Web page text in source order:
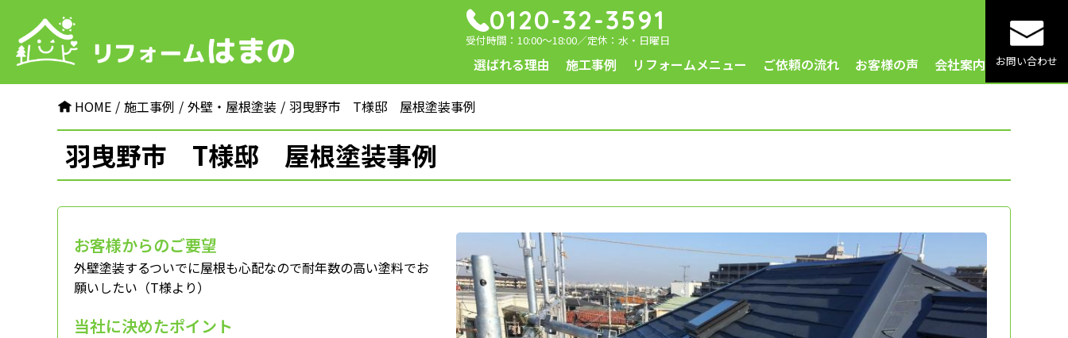
0120-32-3591
受付時間：10:00～18:00／定休：水・日曜日
選ばれる理由 施工事例 リフォームメニュー ご依頼の流れ お客様の声 会社案内 お問い合わせ
HOME 施⼯事例 外壁・屋根塗装 羽曳野市 T様邸 屋根塗装事例
羽曳野市 T様邸 屋根塗装事例
お客様からのご要望
外壁塗装するついでに屋根も心配なので耐年数の高い塗料でお
願いしたい（T様より）
当社に決めたポイント